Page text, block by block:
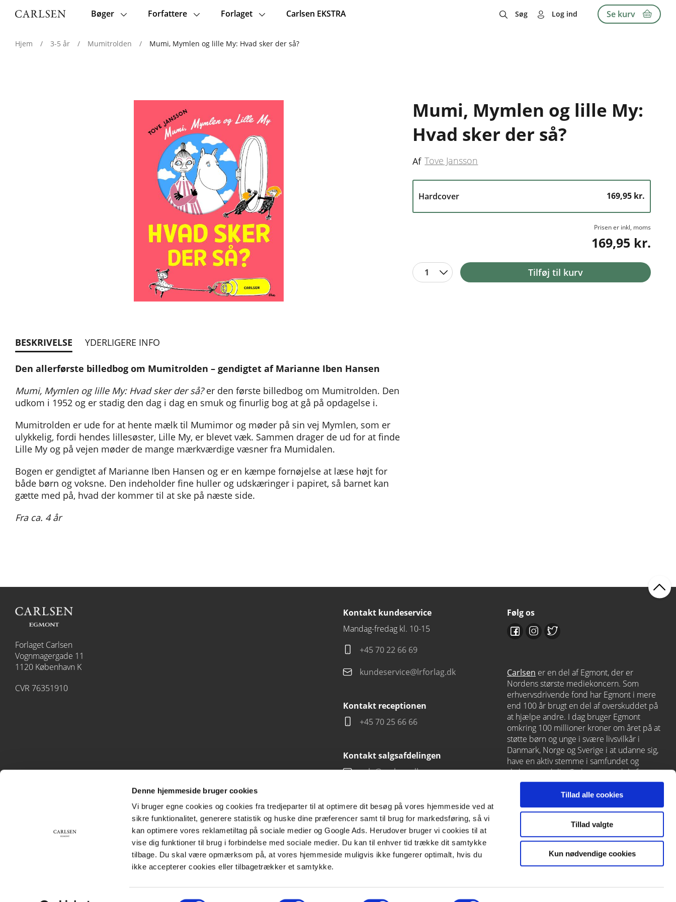
Denne hjemmeside bruger cookies
Vi bruger egne cookies og cookies fra tredjeparter til at optimere dit besøg på vores hjemmeside ved at
sikre funktionalitet, generere statistik og huske dine præferencer samt til brug for markedsføring, så vi
kan optimere vores reklametiltag på sociale medier og Google Ads. Herudover bruger vi cookies til at
vise dig funktioner til brug i forbindelse med sociale medier. Du kan til enhver tid trække dit samtykke
tilbage. Du skal være opmærksom på, at vores hjemmeside muligvis ikke fungerer optimalt, hvis du
ikke accepterer cookies eller tilbagetrækker et samtykke.
Tillad alle cookies
Tillad valgte
Kun nødvendige cookies
Main
Bøger Forfattere Forlaget Carlsen EKSTRA Søg Log ind Se kurv
Hjem / 3-5 år / Mumitrolden / Mumi, Mymlen og lille My: Hvad sker der så?
Mumi, Mymlen og lille My:
Hvad sker der så?
Af Tove Jansson
Hardcover 169,95 kr.
Prisen er inkl, moms
169,95 kr.
1 Tilføj til kurv
BESKRIVELSE YDERLIGERE INFO
Den allerførste billedbog om Mumitrolden – gendigtet af Marianne Iben Hansen
Mumi, Mymlen og lille My: Hvad sker der så?er den første billedbog om Mumitrolden. Den
udkom i 1952 og er stadig den dag i dag en smuk og finurlig bog at gå på opdagelse i.
Mumitrolden er ude for at hente mælk til Mumimor og møder på sin vej Mymlen, som er
ulykkelig, fordi hendes lillesøster, Lille My, er blevet væk. Sammen drager de ud for at finde
Lille My og på vejen møder de mange mærkværdige væsner fra Mumidalen.
Bogen er gendigtet af Marianne Iben Hansen og er en kæmpe fornøjelse at læse højt for
både børn og voksne. Den indeholder fine huller og udskæringer i papiret, så barnet kan
gætte med på, hvad der kommer til at ske på næste side.
Fra ca. 4 år
Forlaget Carlsen
Vognmagergade 11
1120 København K
CVR 76351910
Kontakt kundeservice
Mandag-fredag kl. 10-15
+45 70 22 66 69
kundeservice@lrforlag.dk
Kontakt receptionen
+45 70 25 66 66
Kontakt salgsafdelingen
salg@carlsen.dk
Følg os
Carlsen er en del af Egmont, der er
Nordens største mediekoncern. Som
erhvervsdrivende fond har Egmont i mere
end 100 år brugt en del af overskuddet på
at hjælpe andre. I dag bruger Egmont
omkring 100 millioner kroner om året på at
støtte børn og unge i svære livsvilkår i
Danmark, Norge og Sverige i at udanne sig,
have en aktiv stemme i samfundet og
skabe et godt liv. Carlsen er en del af
Egmont viaLindhardt og Ringhof, som
også rummer L&R Uddannelse – et af
Danmarks førende læringshuse med
Alinea,GoTutor(herunder iNorge),
moxis.